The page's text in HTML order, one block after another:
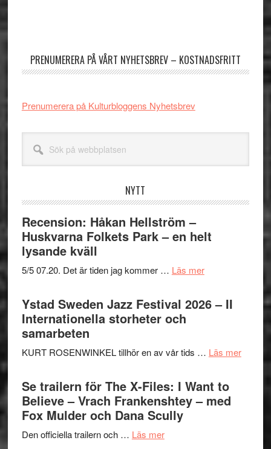
PRENUMERERA PÅ VÅRT NYHETSBREV – KOSTNADSFRITT
Prenumerera på Kulturbloggens Nyhetsbrev
webbplatsen
NYTT
Recension: Håkan Hellström –
Huskvarna Folkets Park – en helt
lysande kväll
5/5 07.20. Det är tiden jag kommer … Läs merom
Håkan
Hellström
Folkets
–
en
Ystad Sweden Jazz Festival 2026 – II
Internationella storheter och
samarbeten
KURT ROSENWINKEL tillhör en av vår tids … Läs merom
Se trailern för The X-Files: I Want to
Believe – Vrach Frankenshtey – med
Fox Mulder och Dana Scully
Den officiella trailern och … Läs merom